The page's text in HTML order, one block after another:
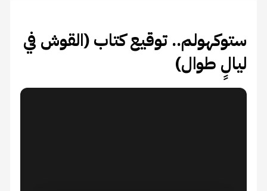
ستوكهولم.. توقيع كتاب (القوش في
ليالٍ طوال)